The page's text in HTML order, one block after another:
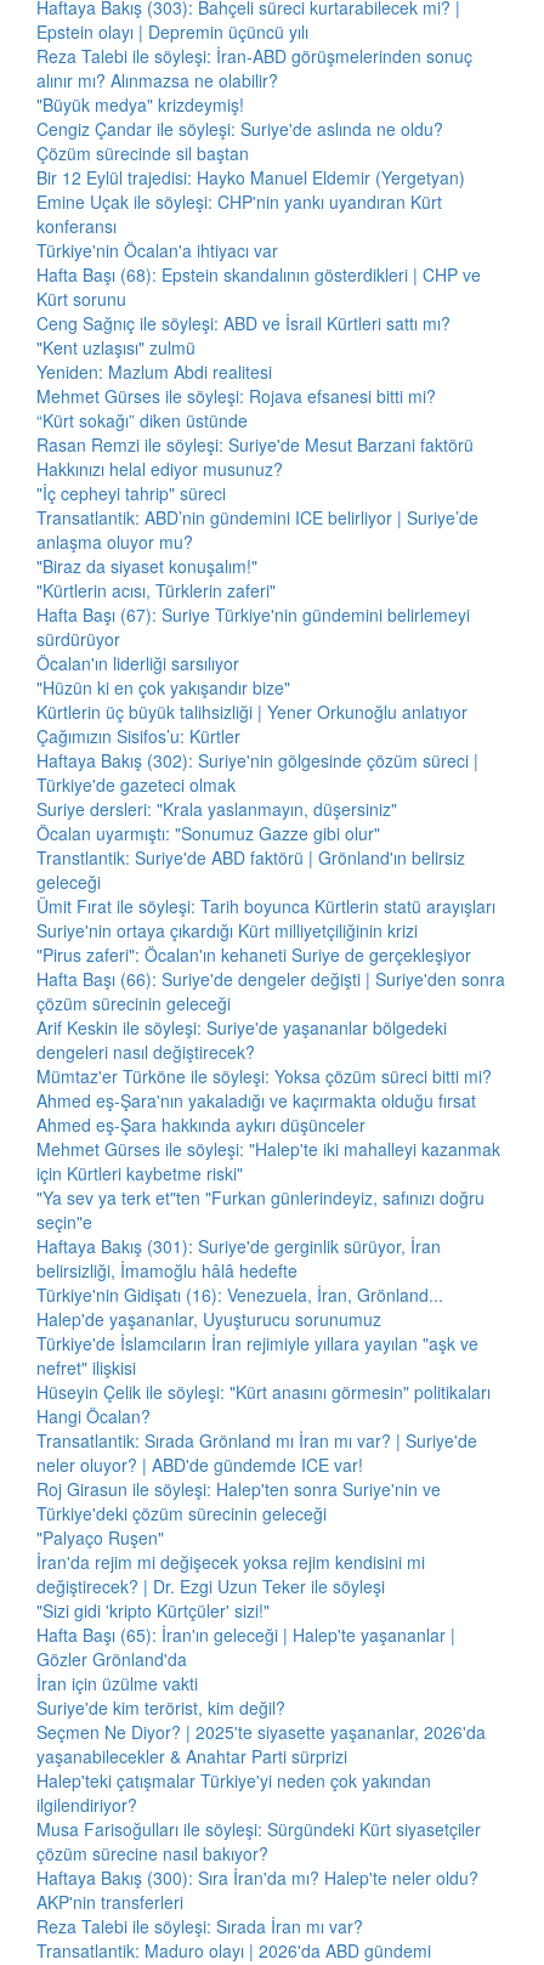
Haftaya Bakış (303): Bahçeli süreci kurtarabilecek mi? |
Epstein olayı | Depremin üçüncü yılı
Reza Talebi ile söyleşi: İran-ABD görüşmelerinden sonuç
alınır mı? Alınmazsa ne olabilir?
"Büyük medya" krizdeymiş!
Cengiz Çandar ile söyleşi: Suriye'de aslında ne oldu?
Çözüm sürecinde sil baştan
Bir 12 Eylül trajedisi: Hayko Manuel Eldemir (Yergetyan)
Emine Uçak ile söyleşi: CHP'nin yankı uyandıran Kürt
konferansı
Türkiye'nin Öcalan'a ihtiyacı var
Hafta Başı (68): Epstein skandalının gösterdikleri | CHP ve
Kürt sorunu
Ceng Sağnıç ile söyleşi: ABD ve İsrail Kürtleri sattı mı?
"Kent uzlaşısı" zulmü
Yeniden: Mazlum Abdi realitesi
Mehmet Gürses ile söyleşi: Rojava efsanesi bitti mi?
“Kürt sokağı” diken üstünde
Rasan Remzi ile söyleşi: Suriye'de Mesut Barzani faktörü
Hakkınızı helal ediyor musunuz?
"İç cepheyi tahrip" süreci
Transatlantik: ABD’nin gündemini ICE belirliyor | Suriye’de
anlaşma oluyor mu?
"Biraz da siyaset konuşalım!"
"Kürtlerin acısı, Türklerin zaferi"
Hafta Başı (67): Suriye Türkiye'nin gündemini belirlemeyi
sürdürüyor
Öcalan'ın liderliği sarsılıyor
"Hüzün ki en çok yakışandır bize"
Kürtlerin üç büyük talihsizliği | Yener Orkunoğlu anlatıyor
Çağımızın Sisifos’u: Kürtler
Haftaya Bakış (302): Suriye'nin gölgesinde çözüm süreci |
Türkiye'de gazeteci olmak
Suriye dersleri: "Krala yaslanmayın, düşersiniz"
Öcalan uyarmıştı: "Sonumuz Gazze gibi olur"
Transtlantik: Suriye'de ABD faktörü | Grönland'ın belirsiz
geleceği
Ümit Fırat ile söyleşi: Tarih boyunca Kürtlerin statü arayışları
Suriye'nin ortaya çıkardığı Kürt milliyetçiliğinin krizi
"Pirus zaferi": Öcalan'ın kehaneti Suriye de gerçekleşiyor
Hafta Başı (66): Suriye'de dengeler değişti | Suriye'den sonra
çözüm sürecinin geleceği
Arif Keskin ile söyleşi: Suriye'de yaşananlar bölgedeki
dengeleri nasıl değiştirecek?
Mümtaz'er Türköne ile söyleşi: Yoksa çözüm süreci bitti mi?
Ahmed eş-Şara'nın yakaladığı ve kaçırmakta olduğu fırsat
Ahmed eş-Şara hakkında aykırı düşünceler
Mehmet Gürses ile söyleşi: "Halep'te iki mahalleyi kazanmak
için Kürtleri kaybetme riski"
"Ya sev ya terk et"ten "Furkan günlerindeyiz, safınızı doğru
seçin"e
Haftaya Bakış (301): Suriye'de gerginlik sürüyor, İran
belirsizliği, İmamoğlu hâlâ hedefte
Türkiye'nin Gidişatı (16): Venezuela, İran, Grönland...
Halep'de yaşananlar, Uyuşturucu sorunumuz
Türkiye'de İslamcıların İran rejimiyle yıllara yayılan "aşk ve
nefret" ilişkisi
Hüseyin Çelik ile söyleşi: "Kürt anasını görmesin" politikaları
Hangi Öcalan?
Transatlantik: Sırada Grönland mı İran mı var? | Suriye'de
neler oluyor? | ABD'de gündemde ICE var!
Roj Girasun ile söyleşi: Halep'ten sonra Suriye'nin ve
Türkiye'deki çözüm sürecinin geleceği
"Palyaço Ruşen"
İran'da rejim mi değişecek yoksa rejim kendisini mi
değiştirecek? | Dr. Ezgi Uzun Teker ile söyleşi
"Sizi gidi 'kripto Kürtçüler' sizi!"
Hafta Başı (65): İran'ın geleceği | Halep'te yaşananlar |
Gözler Grönland'da
İran için üzülme vakti
Suriye'de kim terörist, kim değil?
Seçmen Ne Diyor? | 2025'te siyasette yaşananlar, 2026'da
yaşanabilecekler & Anahtar Parti sürprizi
Halep'teki çatışmalar Türkiye'yi neden çok yakından
ilgilendiriyor?
Musa Farisoğulları ile söyleşi: Sürgündeki Kürt siyasetçiler
çözüm sürecine nasıl bakıyor?
Haftaya Bakış (300): Sıra İran'da mı? Halep'te neler oldu?
AKP'nin transferleri
Reza Talebi ile söyleşi: Sırada İran mı var?
Transatlantik: Maduro olayı | 2026'da ABD gündemi